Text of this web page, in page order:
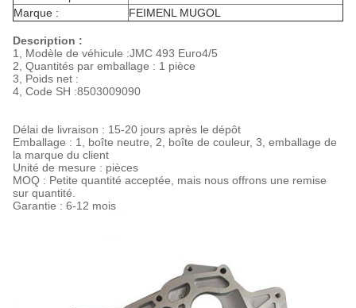
Marque :
FEIMENL MUGOL
Description :
1, Modèle de véhicule :JMC 493 Euro4/5
2, Quantités par emballage : 1 pièce
3, Poids net :
4, Code SH :8503009090
Délai de livraison : 15-20 jours après le dépôt
Emballage : 1, boîte neutre, 2, boîte de couleur, 3, emballage de
la marque du client
Unité de mesure : pièces
MOQ : Petite quantité acceptée, mais nous offrons une remise
sur quantité.
Garantie : 6-12 mois